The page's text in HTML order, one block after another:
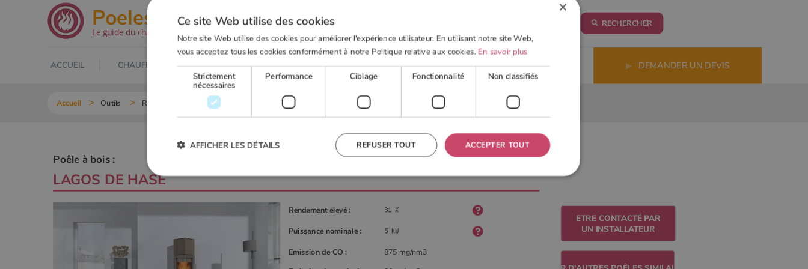
Poeles .net
Le guide du chauffage au bois
RECHERCHER
ACCUEIL CHAUFFAGE AU BOIS POELE À BOIS POELE À GRANULÉS ACTUALITÉS OUTILS ▶ DEMANDER UN DEVIS
Accueil Outils Recherche Poêle à bois LAGOS de Hase
Poêle à bois :
LAGOS DE HASE
ETRE CONTACTÉ PAR
UN INSTALLATEUR
Rendement élevé :
Puissance nominale :
Emission de CO : 875 mg/nm3
×
Ce site Web utilise des cookies
Notre site Web utilise des cookies pour améliorer l'expérience utilisateur. En utilisant notre site Web,
vous acceptez tous les cookies conformément à notre Politique relative aux cookies.En savoir plus
Strictement
nécessaires
Performance Ciblage Fonctionnalité Non classifiés
ACCEPTER TOUT
REFUSER TOUT
AFFICHER LES DÉTAILS
Les cookies strictement nécessaires habilitent des fonctionnalités de base du site Web telles que la connexion des utilisateurs et la
gestion des comptes. Le site Web ne peut pas être utilisé correctement sans les cookies strictement nécessaires.
VISITOR_PRIVACY_METADATA
.youtube.com
Ce cookie est utilisé pour stocker le consentement de
l'utilisateur et les choix de confidentialité pour leur